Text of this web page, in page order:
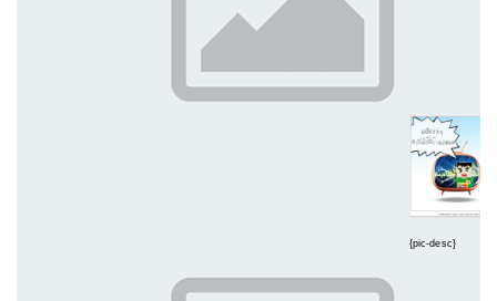
{pic-desc}